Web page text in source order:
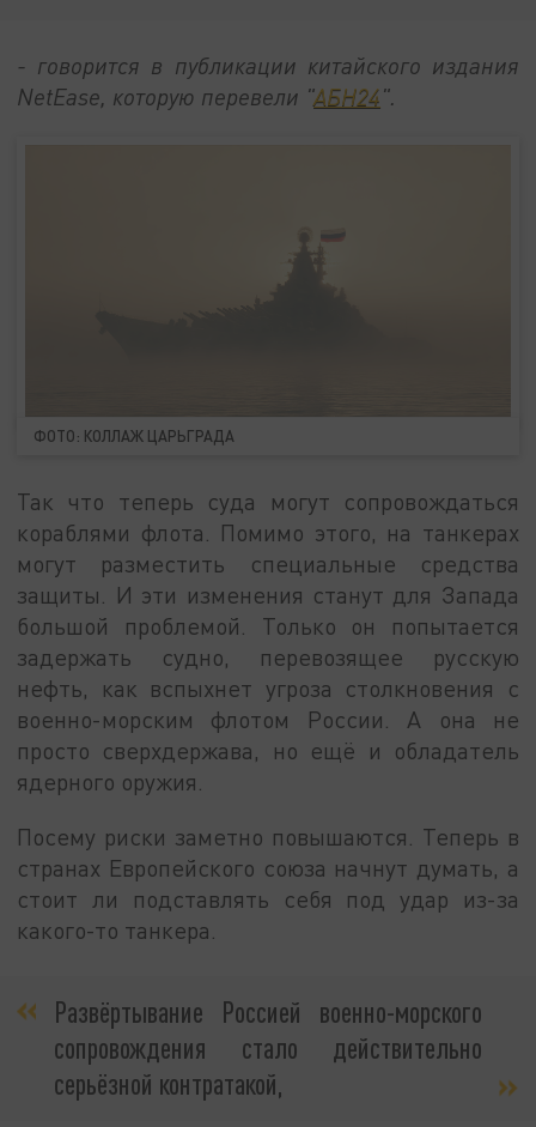
- говорится в публикации китайского издания
NetEase, которую перевели "АБН24".
ФОТО: КОЛЛАЖ ЦАРЬГРАДА
Так что теперь суда могут сопровождаться
кораблями флота. Помимо этого, на танкерах
могут разместить специальные средства
защиты. И эти изменения станут для Запада
большой проблемой. Только он попытается
задержать судно, перевозящее русскую
нефть, как вспыхнет угроза столкновения с
военно-морским флотом России. А она не
просто сверхдержава, но ещё и обладатель
ядерного оружия.
Посему риски заметно повышаются. Теперь в
странах Европейского союза начнут думать, а
стоит ли подставлять себя под удар из-за
какого-то танкера.
Развёртывание Россией военно-морского
сопровождения стало действительно
серьёзной контратакой,